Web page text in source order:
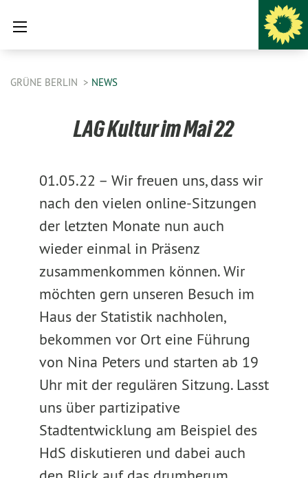
GRÜNE BERLIN NEWS
LAG Kultur im Mai 22
01.05.22 – Wir freuen uns, dass wir
nach den vielen online-Sitzungen
der letzten Monate nun auch
wieder einmal in Präsenz
zusammenkommen können. Wir
möchten gern unseren Besuch im
Haus der Statistik nachholen,
bekommen vor Ort eine Führung
von Nina Peters und starten ab 19
Uhr mit der regulären Sitzung. Lasst
uns über partizipative
Stadtentwicklung am Beispiel des
HdS diskutieren und dabei auch